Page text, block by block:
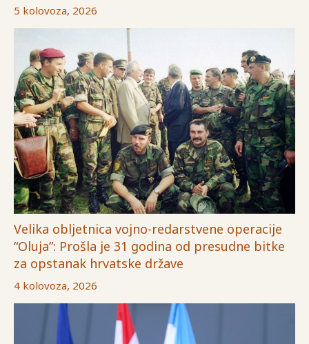
5 kolovoza, 2026
Velika obljetnica vojno-redarstvene operacije
“Oluja”: Prošla je 31 godina od presudne bitke
za opstanak hrvatske države
4 kolovoza, 2026